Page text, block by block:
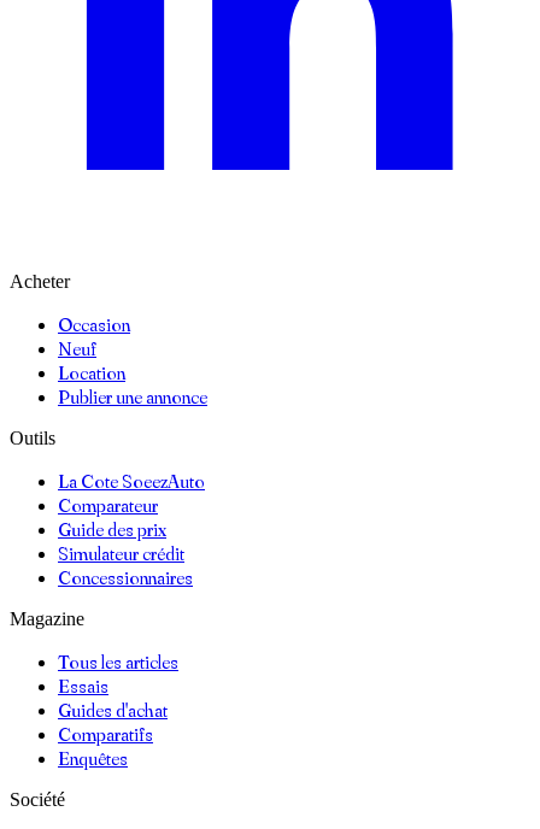
Acheter
Occasion
Neuf
Location
Publier une annonce
Outils
La Cote SoeezAuto
Comparateur
Guide des prix
Simulateur crédit
Concessionnaires
Magazine
Tous les articles
Essais
Guides d'achat
Comparatifs
Enquêtes
Société